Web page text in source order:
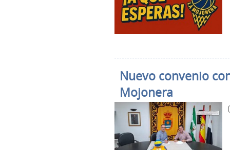
Nuevo convenio
Mojonera